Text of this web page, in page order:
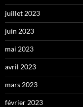
juillet 2023
juin 2023
mai 2023
avril 2023
mars 2023
février 2023